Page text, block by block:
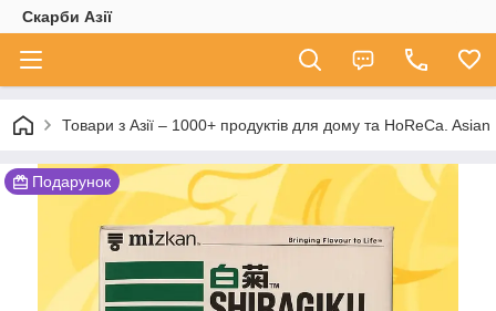
Скарби Азії
Товари з Азії – 1000+ продуктів для дому та HoReCa.
Подарунок